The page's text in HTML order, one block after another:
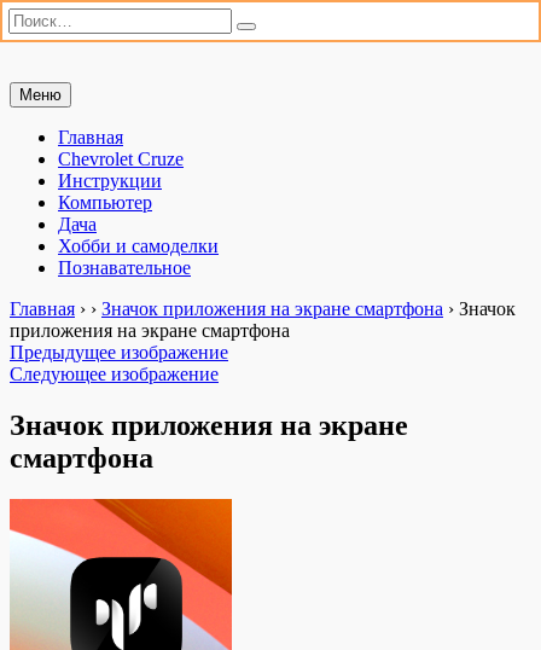
Искать:
Поиск
Перейти
к
содержимому
Мастерим сами
«Мастерим сами» — сайт для практиков. Ремонт автомобиля,
настройка компьютера, дачные хлопоты и полезные хобби. Всё,
что можно сделать своими руками.
Меню
Главная
Chevrolet Cruze
Инструкции
Компьютер
Дача
Хобби и самоделки
Познавательное
Главная › › Значок приложения на экране смартфона › Значок
приложения на экране смартфона
Предыдущее изображение
Следующее изображение
Значок приложения на экране
смартфона